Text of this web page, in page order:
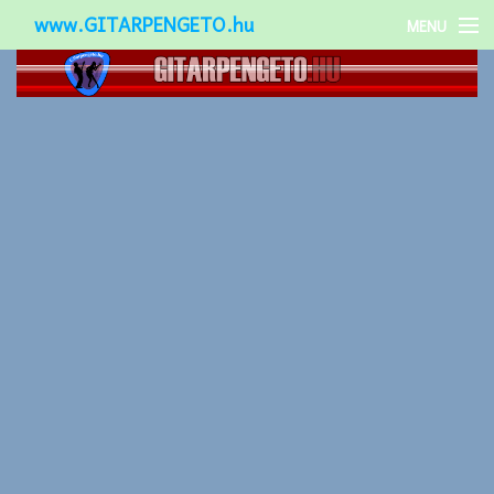
www.GITARPENGETO.hu MENU
Népszerű-